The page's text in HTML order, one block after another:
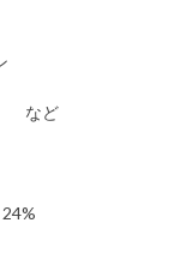
など